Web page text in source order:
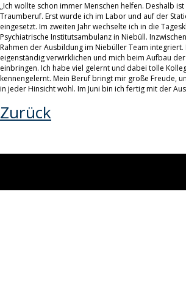
„Ich wollte schon immer Menschen helfen. Deshalb
Traumberuf. Erst wurde ich im Labor und auf der
eingesetzt. Im zweiten Jahr wechselte ich in die
Psychiatrische Institutsambulanz in Niebüll.
Rahmen der Ausbildung im Niebüller Team integriert.
eigenständig verwirklichen und mich beim Aufbau
einbringen. Ich habe viel gelernt und dabei tolle
kennengelernt. Mein Beruf bringt mir große Freude,
in jeder Hinsicht wohl. Im Juni bin ich fertig mit der
Zurück